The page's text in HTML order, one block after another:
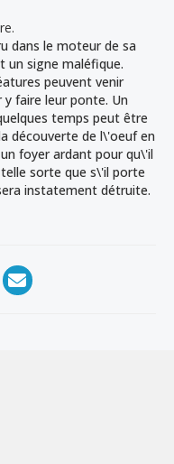
dans le moteur de sa
un signe maléfique.
peuvent venir
faire leur ponte. Un
temps peut être
découverte de l\'oeuf en
foyer ardant pour qu\'il
sorte que s\'il porte
instatement détruite.